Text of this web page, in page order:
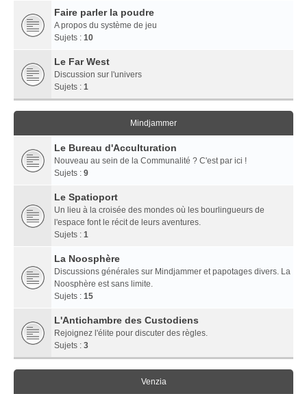
Faire parler la poudre
A propos du système de jeu
Sujets : 10
Le Far West
Discussion sur l'univers
Sujets : 1
Mindjammer
Le Bureau d'Acculturation
Nouveau au sein de la Communalité ? C'est par ici !
Sujets : 9
Le Spatioport
Un lieu à la croisée des mondes où les bourlingueurs de
l'espace font le récit de leurs aventures.
Sujets : 1
La Noosphère
Discussions générales sur Mindjammer et papotages divers. La
Noosphère est sans limite.
Sujets : 15
L'Antichambre des Custodiens
Rejoignez l'élite pour discuter des règles.
Sujets : 3
Venzia